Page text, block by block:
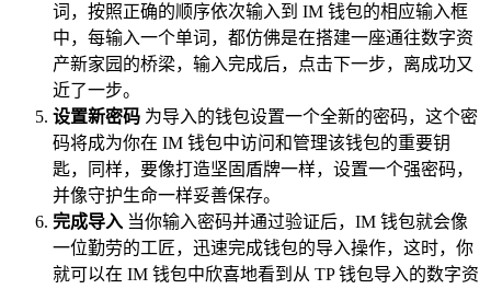
词，按照正确的顺序依次输入到 IM 钱包的相应输入框
中，每输入一个单词，都仿佛是在搭建一座通往数字资
产新家园的桥梁，输入完成后，点击下一步，离成功又
近了一步。
设置新密码 为导入的钱包设置一个全新的密码，这个密
码将成为你在 IM 钱包中访问和管理该钱包的重要钥
匙，同样，要像打造坚固盾牌一样，设置一个强密码，
并像守护生命一样妥善保存。
完成导入 当你输入密码并通过验证后，IM 钱包就会像
一位勤劳的工匠，迅速完成钱包的导入操作，这时，你
就可以在 IM 钱包中欣喜地看到从 TP 钱包导入的数字资